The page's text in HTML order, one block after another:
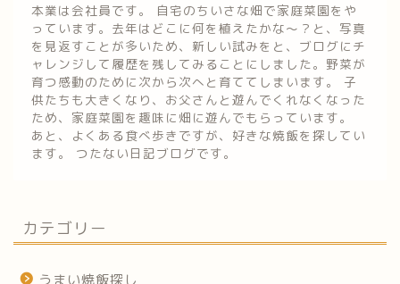
本業は会社員です。 自宅のちいさな畑で家庭菜園をや
っています。去年はどこに何を植えたかな～？と、写真
を見返すことが多いため、新しい試みをと、ブログにチ
ャレンジして履歴を残してみることにしました。野菜が
育つ感動のために次から次へと育ててしまいます。 子
供たちも大きくなり、お父さんと遊んでくれなくなった
ため、家庭菜園を趣味に畑に遊んでもらっています。
あと、よくある食べ歩きですが、好きな焼飯を探してい
ます。 つたない日記ブログです。
カテゴリー
うまい焼飯探し